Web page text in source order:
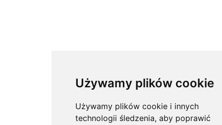
Używamy plików cookie
Używamy plików cookie i innych
technologii śledzenia, aby poprawić